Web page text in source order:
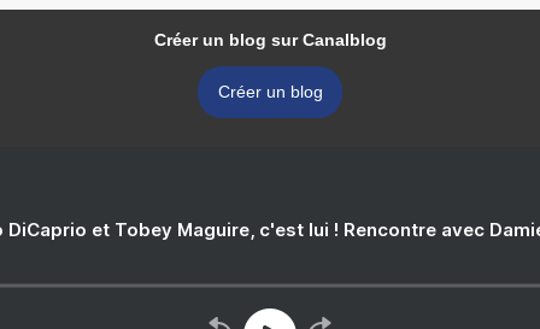
Créer un blog sur Canalblog
Créer un blog
DiCaprio et Tobey Maguire, c'est lui ! Rencontre avec